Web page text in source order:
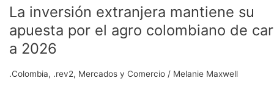
La inversión extranjera mantiene su
apuesta por el agro colombiano de
a 2026
.Colombia, .rev2, Mercados y Comercio / Melanie Maxwell